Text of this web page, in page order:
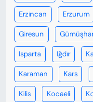
Erzincan Erzurum
Giresun
Isparta Iğdır
Karaman Kars
Kilis Kocaeli